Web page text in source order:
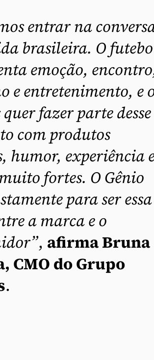
entrar na
brasileira. O
emoção,
e entretenimento, e
quer fazer parte desse
com produtos
humor, experiência
fortes. O Gênio
para ser essa
a marca e o
, afirma Bruna
CMO do Grupo
.